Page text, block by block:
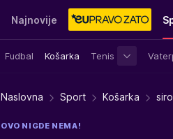
Najnovije
Fudbal Košarka Tenis
Stvar ukusa Yumama
Naslovna Sport Košarka
OVO NIGDE NEMA!